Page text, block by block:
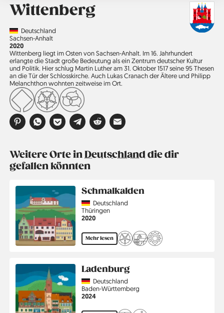
Wittenberg
CountryDeutschland
Region
Sachsen-Anhalt
Jahr
2020
Wittenberg liegt im Osten von Sachsen-Anhalt. Im 16. Jahrhundert
erlangte die Stadt große Bedeutung als ein Zentrum deutscher Kultur
und Politik. Hier schlug Martin Luther am 31. Oktober 1517 seine 95 Thesen
an die Tür der Schlosskirche. Auch Lukas Cranach der Ältere und Philipp
Melanchthon wohnten zeitweise im Ort.
Weitere Orte inDeutschlanddie dir
gefallen könnten
Schmalkalden
CountryDeutschland
Region
Thüringen
Jahr
2020
Mehr lesen
Ladenburg
CountryDeutschland
Region
Baden-Württemberg
Jahr
2024